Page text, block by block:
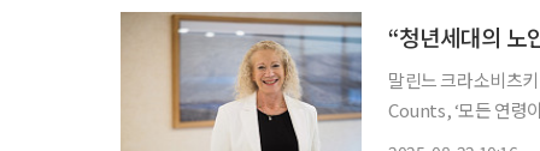
“청년세대의 노
말린느 크라소비츠
Counts, ‘모든 연령